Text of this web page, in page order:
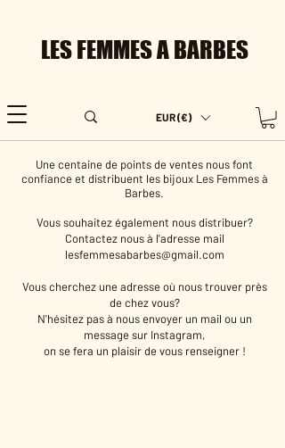
LES FEMMES A BARBES
EUR (€)
Une centaine de points de ventes nous font
confiance et distribuent les bijoux Les Femmes à
Barbes.
Vous souhaitez également nous distribuer?
Contactez nous à l'adresse mail
lesfemmesabarbes@gmail.com
Vous cherchez une adresse où nous trouver près
de chez vous?
N'hésitez pas à nous envoyer un mail ou un
message sur Instagram,
on se fera un plaisir de vous renseigner !